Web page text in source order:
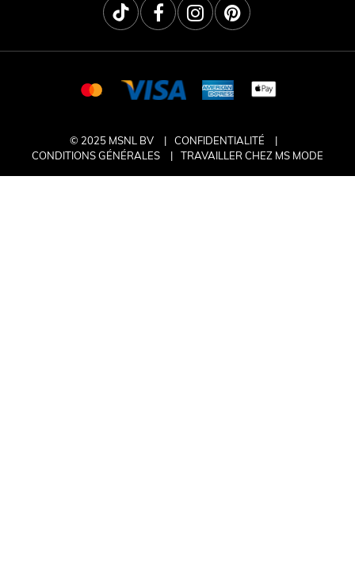
© 2025 MSNL BV
CONFIDENTIALITÉ
CONDITIONS GÉNÉRALES
TRAVAILLER CHEZ MS MODE